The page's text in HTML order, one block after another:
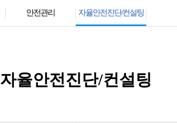
안전관리 자율안전진단/컨설팅
자율안전진단/컨설팅